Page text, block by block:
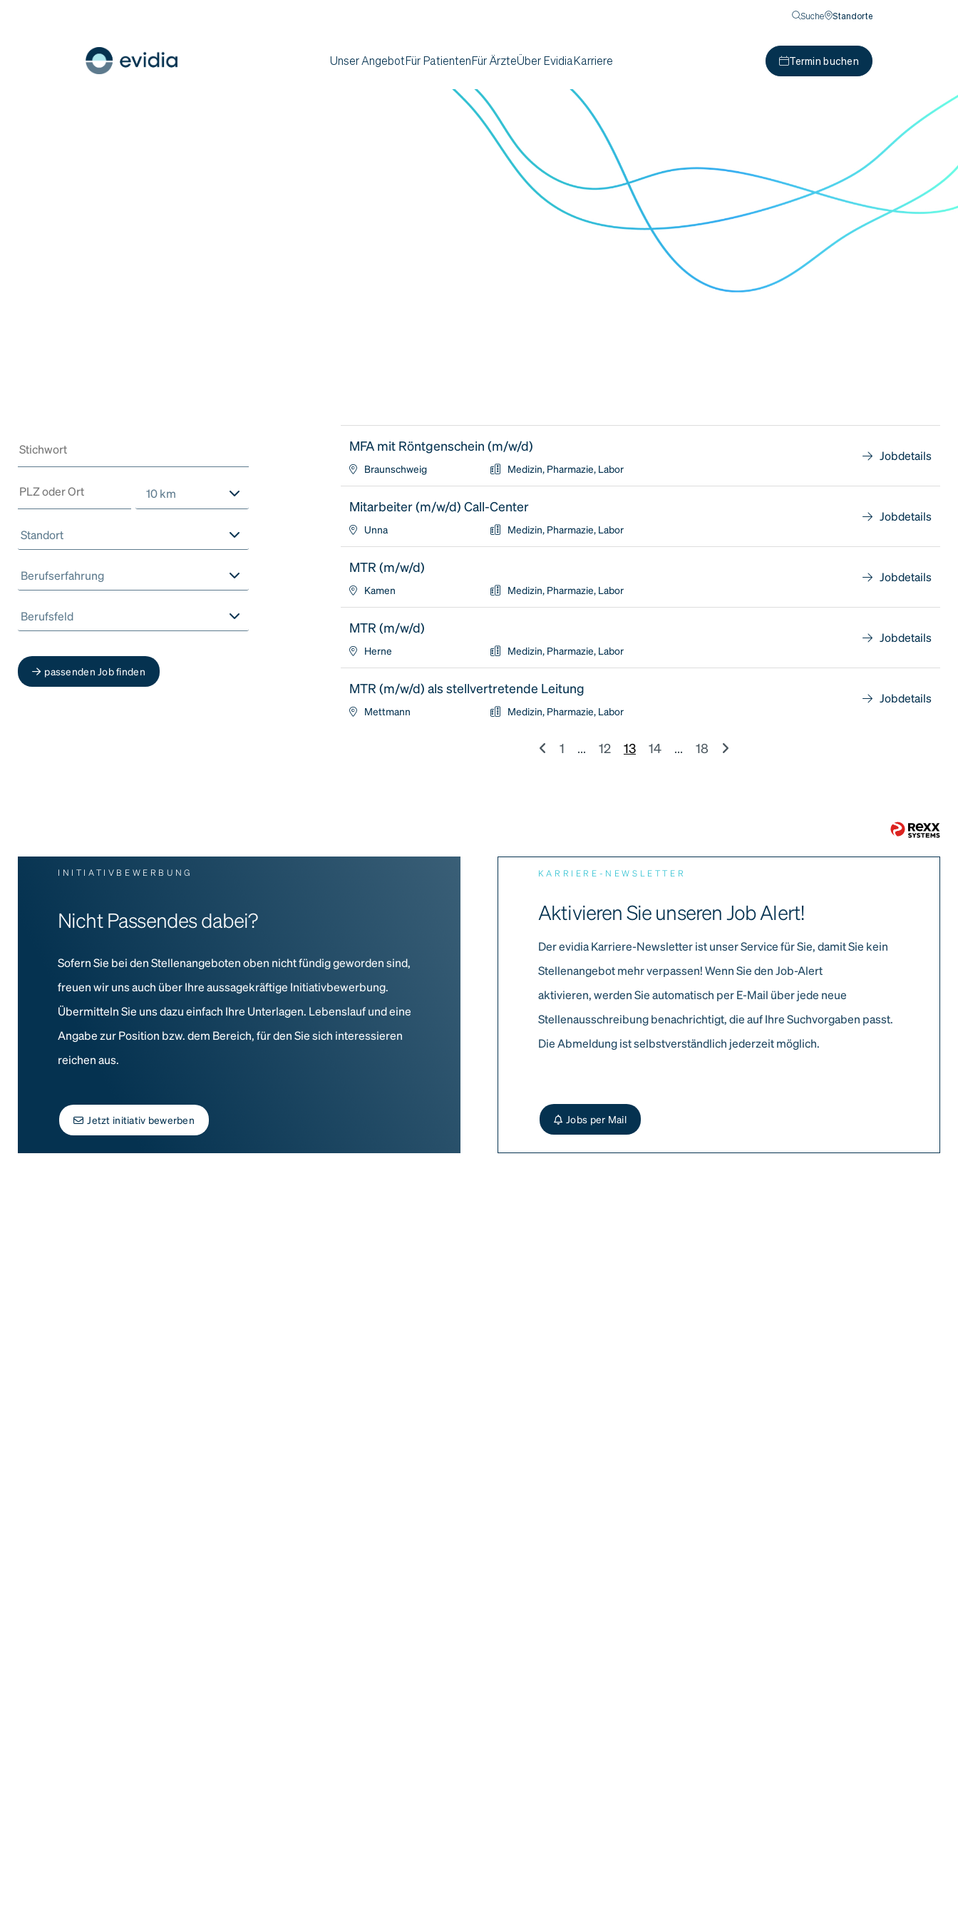
Suche Standorte
Unser AngebotFür PatientenFür ÄrzteÜber EvidiaKarriere Termin buchen
10 km
Standort
Berufserfahrung
Berufsfeld
passenden Job finden
MFA mit Röntgenschein (m/w/d)
Braunschweig Medizin, Pharmazie, Labor
Jobdetails
Mitarbeiter (m/w/d) Call-Center
Unna Medizin, Pharmazie, Labor
Jobdetails
MTR (m/w/d)
Kamen Medizin, Pharmazie, Labor
Jobdetails
MTR (m/w/d)
Herne Medizin, Pharmazie, Labor
Jobdetails
MTR (m/w/d) als stellvertretende Leitung
Mettmann Medizin, Pharmazie, Labor
Jobdetails
1 ... 12 13 14 ... 18
INITIATIVBEWERBUNG
Nicht Passendes dabei?
Sofern Sie bei den Stellenangeboten oben nicht fündig geworden sind,
freuen wir uns auch über Ihre aussagekräftige Initiativbewerbung.
Übermitteln Sie uns dazu einfach Ihre Unterlagen. Lebenslauf und eine
Angabe zur Position bzw. dem Bereich, für den Sie sich interessieren
reichen aus.
Jetzt initiativ bewerben
KARRIERE-NEWSLETTER
Aktivieren Sie unseren Job Alert!
Der evidia Karriere-Newsletter ist unser Service für Sie, damit Sie kein
Stellenangebot mehr verpassen! Wenn Sie den Job-Alert
aktivieren, werden Sie automatisch per E-Mail über jede neue
Stellenausschreibung benachrichtigt, die auf Ihre Suchvorgaben passt.
Die Abmeldung ist selbstverständlich jederzeit möglich.
Jobs per Mail